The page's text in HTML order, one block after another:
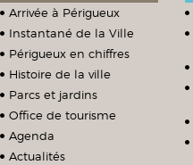
Arrivée à Périgueux
Instantané de la Ville
Périgueux en chiffres
Histoire de la ville
Parcs et jardins
Office de tourisme
Agenda
Actualités